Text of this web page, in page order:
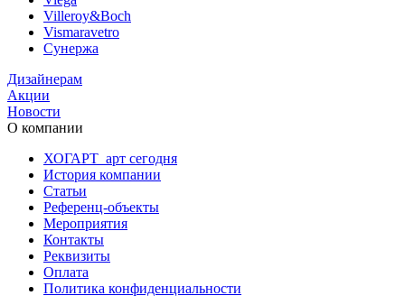
Villeroy&Boch
Vismaravetro
Сунержа
Дизайнерам
Акции
Новости
О компании
ХОГАРТ_арт сегодня
История компании
Статьи
Референц-объекты
Мероприятия
Контакты
Реквизиты
Оплата
Политика конфиденциальности